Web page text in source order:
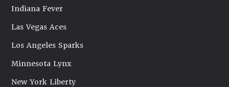
Indiana Fever
Las Vegas Aces
Los Angeles Sparks
Minnesota Lynx
New York Liberty